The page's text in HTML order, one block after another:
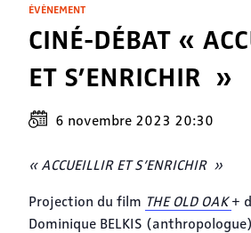
ÉVÈNEMENT
CINÉ-DÉBAT «
ET S’ENRICHIR »
6 novembre 2023 20:30
« ACCUEILLIR ET S’ENRICHIR »
Projection du film THE OLD OAK+
Dominique BELKIS